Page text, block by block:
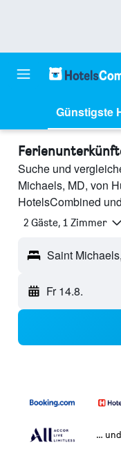
Günstigste
Suche und
Michaels, MD, von
HotelsCombined
2 Gäste, 1 Zimmer
Saint
Fr 14.8.
…